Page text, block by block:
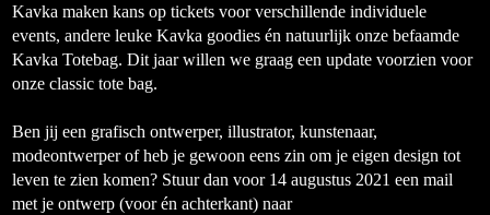
Kavka maken kans op tickets voor verschillende individuele
events, andere leuke Kavka goodies én natuurlijk onze befaamde
Kavka Totebag. Dit jaar willen we graag een update voorzien voor
onze classic tote bag.
Ben jij een grafisch ontwerper, illustrator, kunstenaar,
modeontwerper of heb je gewoon eens zin om je eigen design tot
leven te zien komen? Stuur dan voor 14 augustus 2021 een mail
met je ontwerp (voor én achterkant) naar